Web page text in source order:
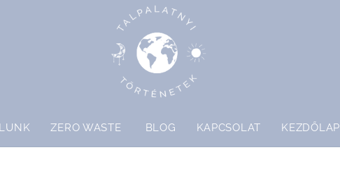
ZERO WASTE BLOG KAPCSOLAT KEZDŐLAP